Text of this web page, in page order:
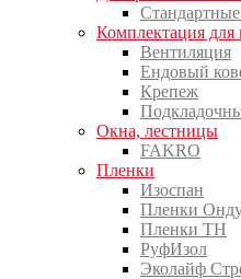
Комплектация
Вентиляция
Ендовый
Крепеж
Окна, лестницы
FAKRO
Пленки
Изоспан
Пленки
Пленки ТН
РуфИзол
Эколайф